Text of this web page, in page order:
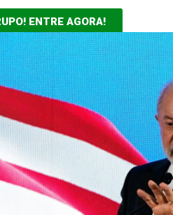
ENTRE AGORA!